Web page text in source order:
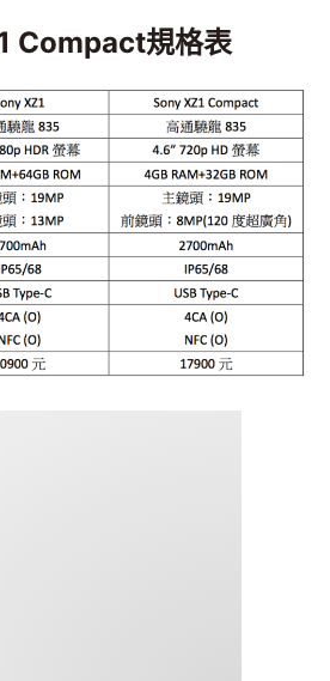
Compact規格表